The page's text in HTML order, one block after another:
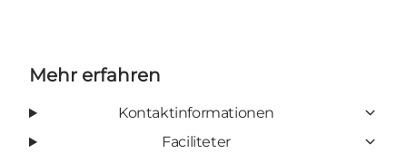
Mehr erfahren
Kontaktinformationen
Faciliteter